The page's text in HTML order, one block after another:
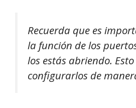
Recuerda que es
la función de los
los estás abriendo.
configurarlos de